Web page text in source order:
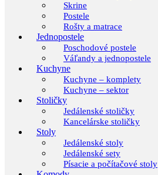
Skrine
Postele
Rošty a matrace
Jednopostele
Poschodové postele
Váľandy a jednopostele
Kuchyne
Kuchyne – komplety
Kuchyne – sektor
Stoličky
Jedálenské stoličky
Kancelárske stoličky
Stoly
Jedálenské stoly
Jedálenské sety
Písacie a počítačové stoly